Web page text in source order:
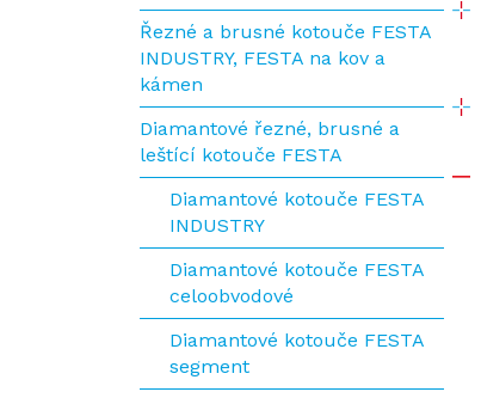
Řezné a brusné kotouče FESTA
INDUSTRY, FESTA na kov a
kámen
Diamantové řezné, brusné a
leštící kotouče FESTA
Diamantové kotouče FESTA
INDUSTRY
Diamantové kotouče FESTA
celoobvodové
Diamantové kotouče FESTA
segment